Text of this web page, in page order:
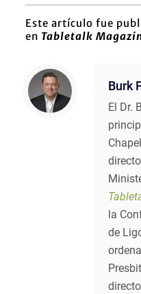
Este artículo fue
en Tabletalk
Burk
El Dr.
la
de